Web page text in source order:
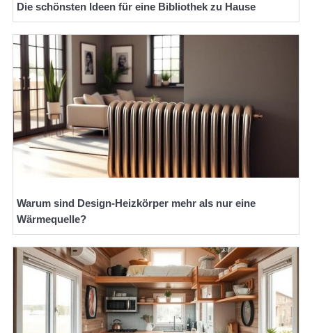
Die schönsten Ideen für eine Bibliothek zu Hause
Warum sind Design-Heizkörper mehr als nur eine
Wärmequelle?